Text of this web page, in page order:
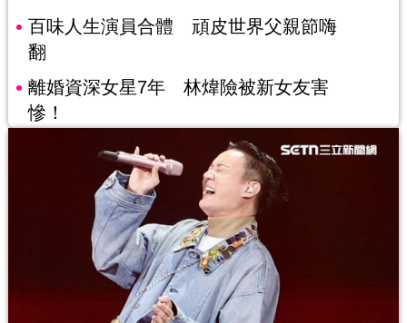
百味人生演員合體 頑皮世界父親節嗨
翻
離婚資深女星7年 林煒險被新女友害
慘！